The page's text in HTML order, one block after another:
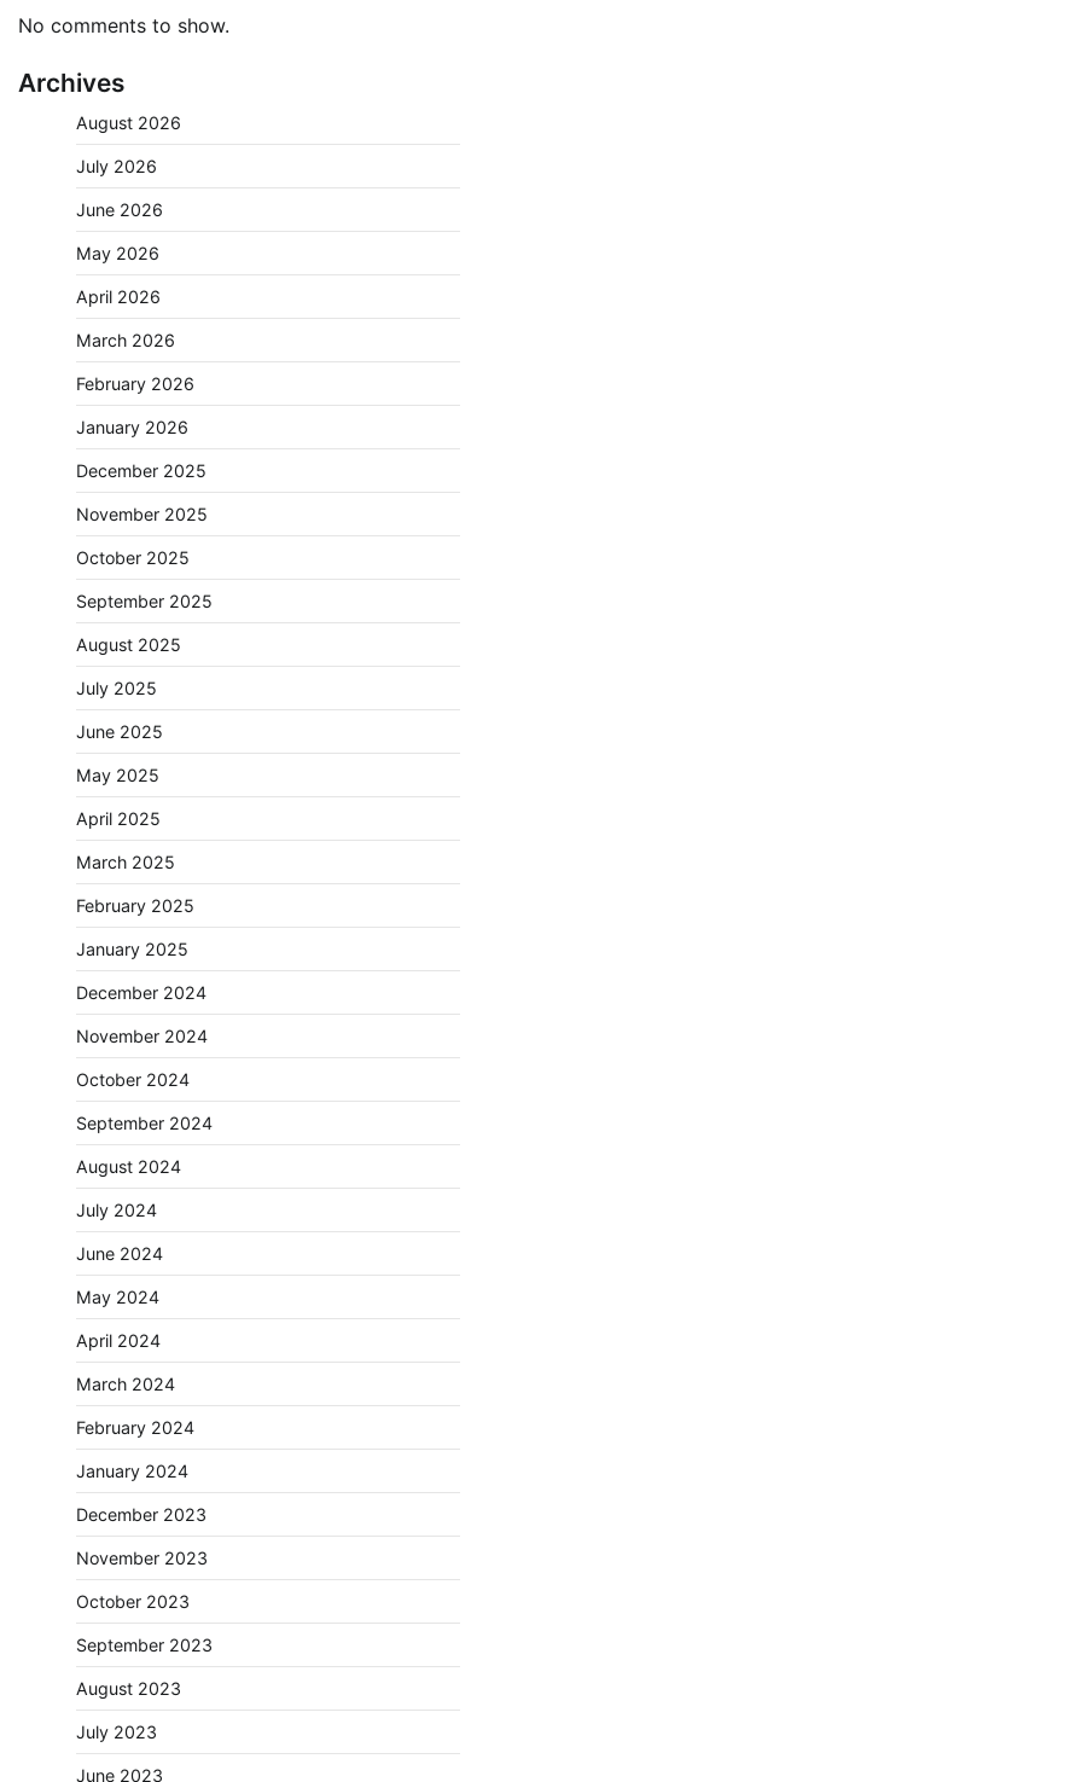
No comments to show.
Archives
August 2026
July 2026
June 2026
May 2026
April 2026
March 2026
February 2026
January 2026
December 2025
November 2025
October 2025
September 2025
August 2025
July 2025
June 2025
May 2025
April 2025
March 2025
February 2025
January 2025
December 2024
November 2024
October 2024
September 2024
August 2024
July 2024
June 2024
May 2024
April 2024
March 2024
February 2024
January 2024
December 2023
November 2023
October 2023
September 2023
August 2023
July 2023
June 2023